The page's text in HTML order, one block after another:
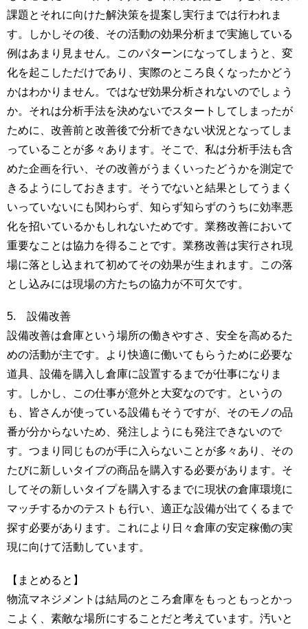
課題とそれに向けた解決策を提案し実行までは行われま
す。しかしその後、その活動の効果分析まで実施している
例はあまり見ません。このパターンになってしまうと、変
化を起こしただけであり、実際のところ良くなったかどう
かはわかりません。ではなぜ効果分析されないのでしょう
か。それは分析手法を決めないでスタートしてしまったが
ために、改善前と改善後で分析できない状況となってしま
っていることが多々あります。そこで、私は分析手法も含
めた企画を行い、その改善がうまくいったどうかを測定で
きるようにしておきます。そうでないと結果としてうまく
いっていないにも関わらず、知らず知らずのうちに効率悪
化を招いているかもしれないためです。業務改善において
重要なことは協力を得ることです。業務改善は実行され現
場に落とし込まれて初めてその効果が生まれます。この落
とし込みには現場の方たちの協力が不可欠です。
5. 設備改善
設備改善は倉庫という場所の働きやすさ、安全を高めるた
めの活動が主です。より快適に働いてもらうために必要な
道具、設備を購入し倉庫に設置するまでが仕事になりま
す。しかし、この仕事が意外と大変なのです。というの
も、皆さんが使っている設備もそうですが、そのモノの品
番が分からないため、発注しようにも発注できないので
す。つまり同じものが手に入らないことが多々あり、その
たびに新しいタイプの商品を購入する必要があります。そ
してその新しいタイプを購入するまでに現状の倉庫環境に
マッチするかのテストも行い、適正な設備が出てくるまで
探す必要があります。これにより日々倉庫の安定稼働の実
現に向けて活動しています。
【まとめると】
物流マネジメントは結局のところ倉庫をもっともっとかっ
こよく、素敵な場所にすることだと考えています。汚いと